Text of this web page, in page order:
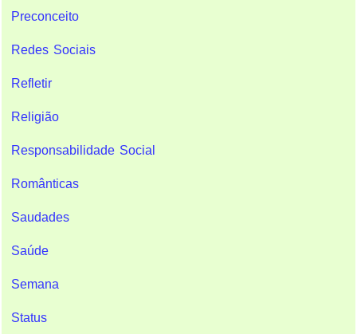
Preconceito
Redes Sociais
Refletir
Religião
Responsabilidade Social
Românticas
Saudades
Saúde
Semana
Status